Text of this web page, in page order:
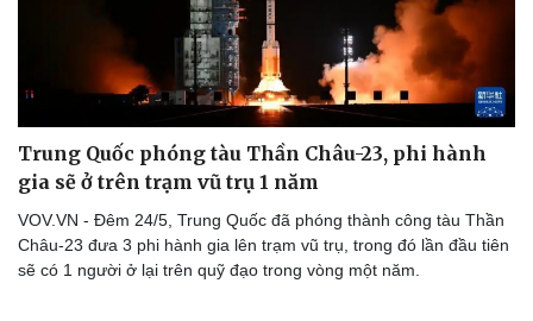
Trung Quốc phóng tàu Thần Châu-23, phi hành
gia sẽ ở trên trạm vũ trụ 1 năm
VOV.VN - Đêm 24/5, Trung Quốc đã phóng thành công tàu Thần
Châu-23 đưa 3 phi hành gia lên trạm vũ trụ, trong đó lần đầu tiên
sẽ có 1 người ở lại trên quỹ đạo trong vòng một năm.